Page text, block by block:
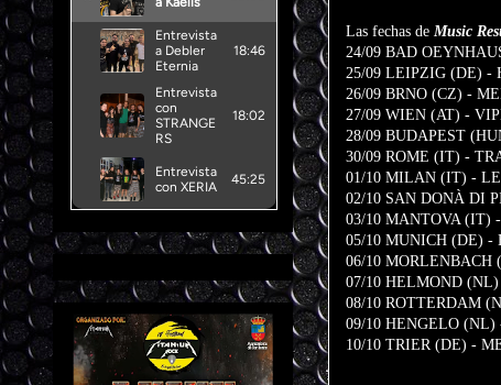
Las fechas de Music
24/09 BAD
25/09 LEIPZIG (DE) -
26/09 BRNO (CZ) -
27/09 WIEN (AT) -
28/09 BUDAPEST
30/09 ROME (IT) -
01/10 MILAN (IT) -
02/10 SAN DONÀ DI
03/10 MANTOVA (IT)
05/10 MUNICH (DE) -
06/10
07/10 HELMOND
08/10 ROTTERDAM
09/10 HENGELO (NL)
10/10 TRIER (DE) -